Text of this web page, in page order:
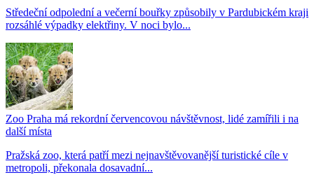
Středeční odpolední a večerní bouřky způsobily v Pardubickém kraji
rozsáhlé výpadky elektřiny. V noci bylo...
Zoo Praha má rekordní červencovou návštěvnost, lidé zamířili i na
další místa
Pražská zoo, která patří mezi nejnavštěvovanější turistické cíle v
metropoli, překonala dosavadní...